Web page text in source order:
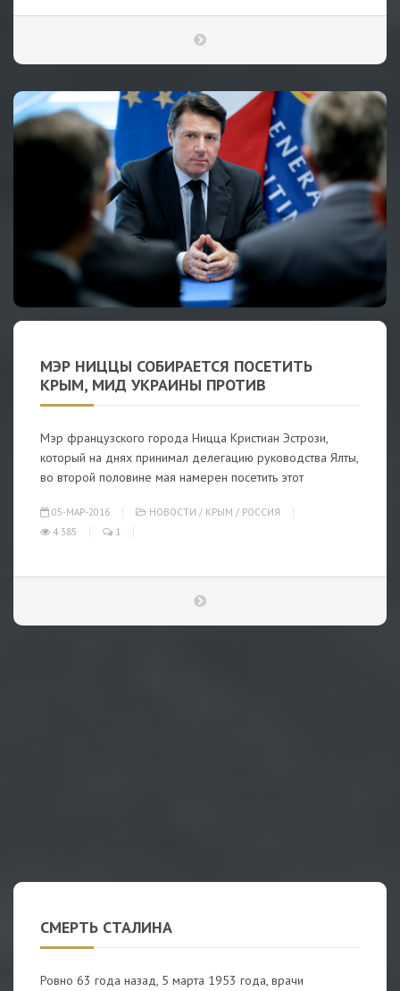
МЭР НИЦЦЫ СОБИРАЕТСЯ ПОСЕТИТЬ
КРЫМ, МИД УКРАИНЫ ПРОТИВ
Мэр французского города Ницца Кристиан Эстрози,
который на днях принимал делегацию руководства Ялты,
во второй половине мая намерен посетить этот
05-МАР-2016 НОВОСТИ / КРЫМ / РОССИЯ
4 385
1
СМЕРТЬ СТАЛИНА
Ровно 63 года назад, 5 марта 1953 года, врачи